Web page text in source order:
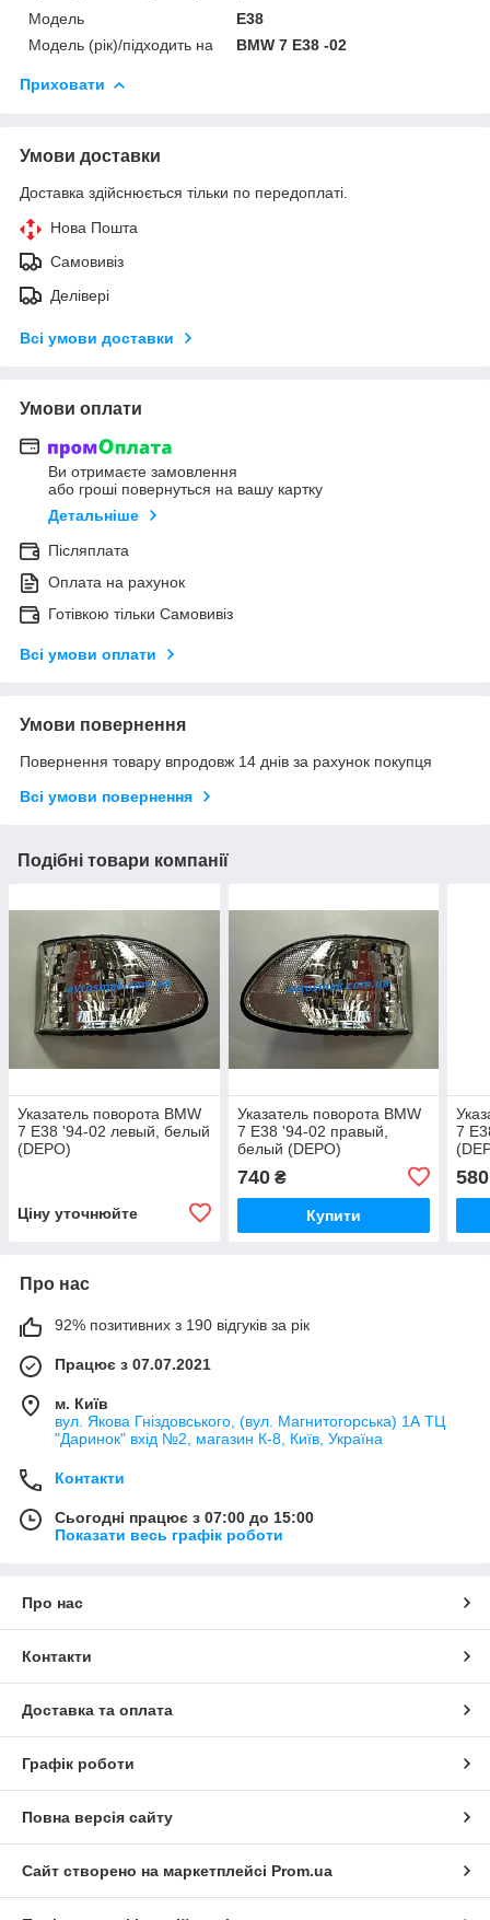
Мoдель
E38
Модель (рік)/підходить на
BMW 7 E38 -02
Приховати
Умови доставки
Доставка здійснюється тільки по передоплаті.
Нова Пошта
Самовивіз
Делівері
Всі умови доставки
Умови оплати
Ви отримаєте замовлення
або гроші повернуться на вашу картку
Детальніше
Післяплата
Оплата на рахунок
Готівкою тільки Самовивіз
Всі умови оплати
Умови повернення
Повернення товару впродовж 14 днів за рахунок покупця
Всі умови повернення
Подібні товари компанії
Указатель поворота BMW
7 E38 '94-02 левый, белый
(DEPO)
Ціну уточнюйте
Указатель поворота BMW
7 E38 '94-02 правый,
белый (DEPO)
740₴
Купити
7
580
Про нас
92% позитивних з 190 відгуків за рік
Працює з 07.07.2021
м. Київ
вул. Якова Гніздовського, (вул. Магнитогорська) 1А ТЦ
"Даринок" вхід №2, магазин К-8, Київ, Україна
Контакти
Сьогодні працює з 07:00 до 15:00
Показати весь графік роботи
Про нас
Контакти
Доставка та оплата
Графік роботи
Повна версія сайту
Сайт створено на маркетплейсі Prom.ua